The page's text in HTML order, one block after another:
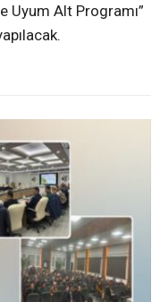
Uyum Alt Programı”